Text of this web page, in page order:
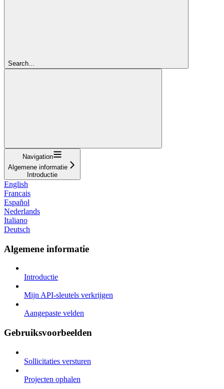
Search...
Navigation
Algemene informatie
Introductie
English
Francais
Español
Nederlands
Italiano
Deutsch
Algemene informatie
Introductie
Mijn API-sleutels verkrijgen
Aangepaste velden
Gebruiksvoorbeelden
Sollicitaties versturen
Projecten ophalen